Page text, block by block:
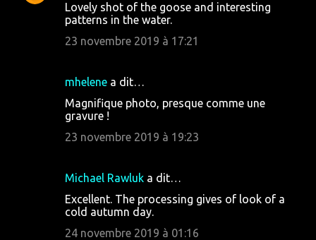
Lovely shot of the goose and interesting
patterns in the water.
23 novembre 2019 à 17:21
mhelene a dit…
Magnifique photo, presque comme une
gravure !
23 novembre 2019 à 19:23
Michael Rawluk a dit…
Excellent. The processing gives of look of a
cold autumn day.
24 novembre 2019 à 01:16